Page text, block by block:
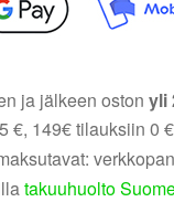
ja jälkeen oston yli
€, 149€ tilauksiin 0
takuuhuolto